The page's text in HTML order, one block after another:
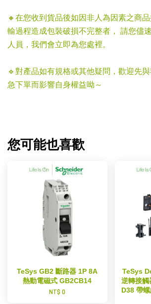
🔸在您收到貨品後如因非人為因素之商
輸過程造成包裝破損不完整者， 請您儘
人員，我們會立即為您處裡。
🔹對產品如有規格或其他疑問，歡迎先
急下單而影響自身權益呦～
您可能也喜歡
TeSys GB2 斷路器 1P 8A
熱動電磁式 GB2CB14
NT$ 0
TeSys
逆轉接
D38 帶